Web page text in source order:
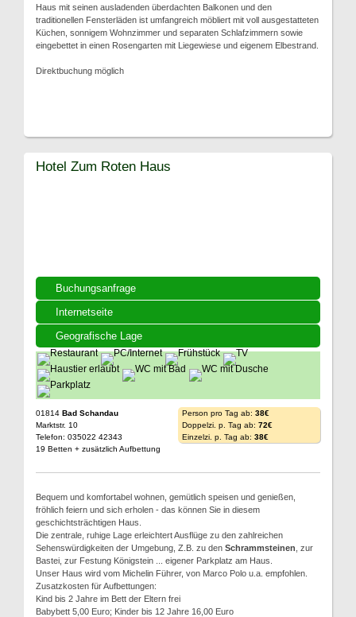
Haus mit seinen ausladenden überdachten Balkonen und den
traditionellen Fensterläden ist umfangreich möbliert mit voll ausgestatteten
Küchen, sonnigem Wohnzimmer und separaten Schlafzimmern sowie
eingebettet in einen Rosengarten mit Liegewiese und eigenem Elbestrand.
Direktbuchung möglich
Buchungsanfrage
Internetseite
Geografische Lage
Hotel Zum Roten Haus
01814 Bad Schandau
Marktstr. 10
Telefon: 035022 42343
19 Betten + zusätzlich Aufbettung
Person pro Tag ab: 38€
Doppelzi. p. Tag ab: 72€
Einzelzi. p. Tag ab: 38€
Bequem und komfortabel wohnen, gemütlich speisen und genießen,
fröhlich feiern und sich erholen - das können Sie in diesem
geschichtsträchtigen Haus.
Die zentrale, ruhige Lage erleichtert Ausflüge zu den zahlreichen
Sehenswürdigkeiten der Umgebung, Z.B. zu den Schrammsteinen , zur
Bastei, zur Festung Königstein ... eigener Parkplatz am Haus.
Unser Haus wird vom Michelin Führer, von Marco Polo u.a. empfohlen.
Zusatzkosten für Aufbettungen:
Kind bis 2 Jahre im Bett der Eltern frei
Babybett 5,00 Euro; Kinder bis 12 Jahre 16,00 Euro